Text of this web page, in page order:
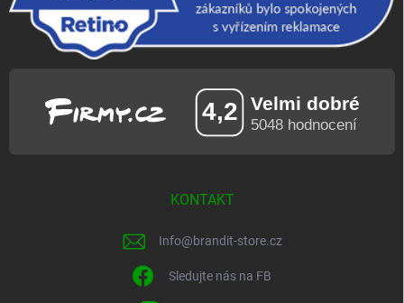
KONTAKT
Info@brandit-store.cz
Sledujte nás na FB